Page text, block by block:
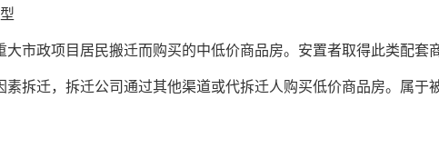
大市政项目居民搬迁而购买的中低价商品房。安置者取得此类配套
素拆迁，拆迁公司通过其他渠道或代拆迁人购买低价商品房。属于